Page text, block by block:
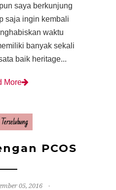
saya berkunjung
saja ingin kembali
waktu
banyak sekali
baik heritage...
More
PCOS
05, 2016